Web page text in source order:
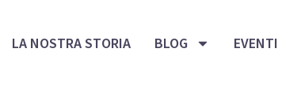
LA NOSTRA STORIA BLOG EVENTI